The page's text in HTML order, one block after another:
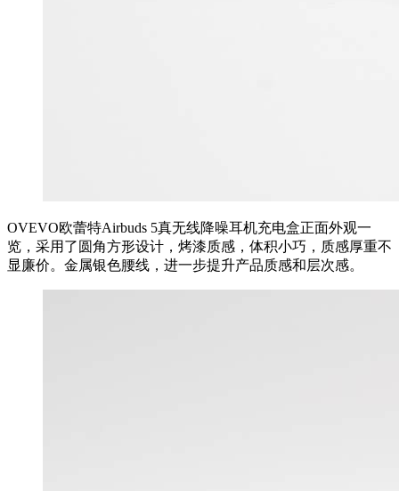
OVEVO欧蕾特Airbuds 5真无线降噪耳机充电盒正面外观一
览，采用了圆角方形设计，烤漆质感，体积小巧，质感厚重不
显廉价。金属银色腰线，进一步提升产品质感和层次感。